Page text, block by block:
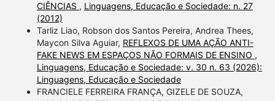
CIÊNCIAS , Linguagens, Educação e Sociedade: n. 27
(2012)
Tarliz Liao, Robson dos Santos Pereira, Andrea Thees,
Maycon Silva Aguiar, REFLEXOS DE UMA AÇÃO ANTI-
FAKE NEWS EM ESPAÇOS NÃO FORMAIS DE ENSINO ,
Linguagens, Educação e Sociedade: v. 30 n. 63 (2026):
Linguagens, Educação e Sociedade
FRANCIELE FERREIRA FRANÇA, GIZELE DE SOUZA,